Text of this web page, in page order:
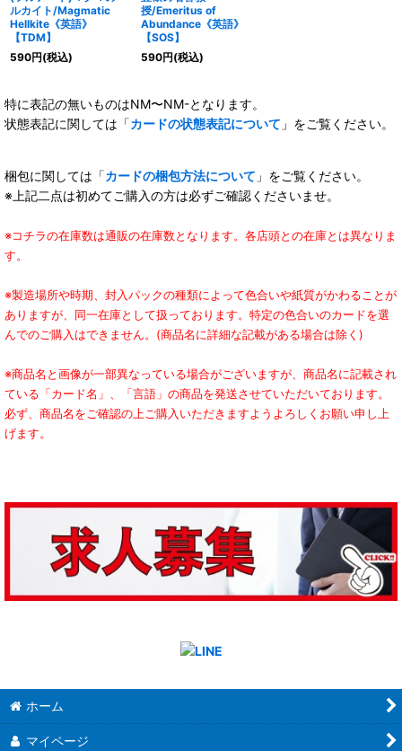
ルカイト/Magmatic
Hellkite《英語》
【TDM】
590円(税込)
授/Emeritus of
Abundance《英語》
【SOS】
590円(税込)
特に表記の無いものはNM〜NM-となります。
状態表記に関しては「カードの状態表記について 」をご覧ください。
梱包に関しては「カードの梱包方法について 」をご覧ください。
※上記二点は初めてご購入の方は必ずご確認くださいませ。
※コチラの在庫数は通販の在庫数となります。各店頭との在庫とは異なりま
す。
※製造場所や時期、封入パックの種類によって色合いや紙質がかわることが
ありますが、同一在庫として扱っております。特定の色合いのカードを選
んでのご購入はできません。(商品名に詳細な記載がある場合は除く)
※商品名と画像が一部異なっている場合がございますが、商品名に記載され
ている「カード名」、「言語」の商品を発送させていただいております。
必ず、商品名をご確認の上ご購入いただきますようよろしくお願い申し上
げます。
ホーム
マイページ